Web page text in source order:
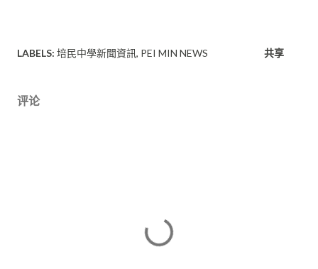
LABELS: 培民中學新聞資訊 PEI MIN NEWS 共享
评论